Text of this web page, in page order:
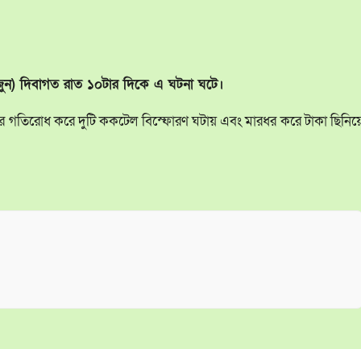
দিবাগত রাত ১০টার দিকে এ ঘটনা ঘটে।
করে দুটি ককটেল বিস্ফোরণ ঘটায় এবং মারধর করে টাকা